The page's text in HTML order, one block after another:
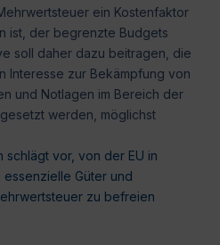
ein Kostenfaktor
ist, der begrenzte Budgets
soll daher dazu beitragen, die
Interesse zur Bekämpfung von
und Notlagen im Bereich der
werden, möglichst
schlägt vor, von der EU in
Güter und
zu befreien